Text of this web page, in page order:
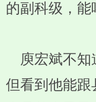
的副科级，能
庾宏斌不知
但看到他能跟